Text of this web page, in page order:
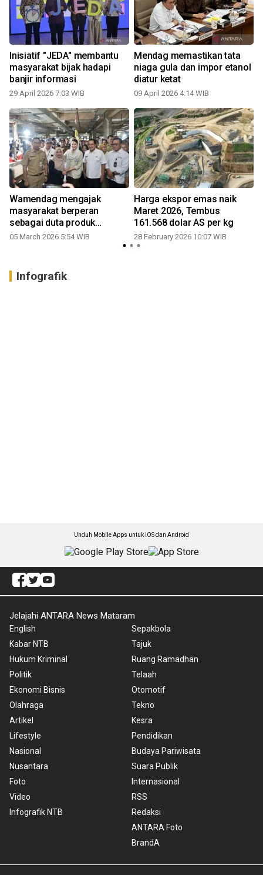
Inisiatif "JEDA" membantu
masyarakat bijak hadapi
banjir informasi
29 April 2026 7:03 WIB
Mendag memastikan tata
niaga gula dan impor etanol
diatur ketat
09 April 2026 4:14 WIB
Wamendag mengajak
masyarakat berperan
sebagai duta produk
Indonesia
05 March 2026 5:54 WIB
Harga ekspor emas naik
Maret 2026, Tembus
161.568 dolar AS per kg
28 February 2026 10:07 WIB
Infografik
Unduh Mobile Apps untuk iOS dan Android
Jelajahi ANTARA News Mataram
English
Kabar NTB
Hukum Kriminal
Politik
Ekonomi Bisnis
Olahraga
Artikel
Lifestyle
Nasional
Nusantara
Foto
Video
Infografik NTB
Sepakbola
Tajuk
Ruang Ramadhan
Telaah
Otomotif
Tekno
Kesra
Pendidikan
Budaya Pariwisata
Suara Publik
Internasional
RSS
Redaksi
ANTARA Foto
BrandA